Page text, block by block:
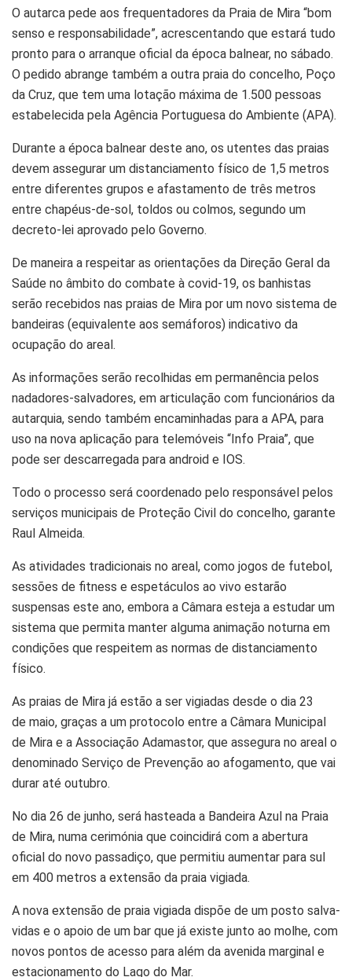
O autarca pede aos frequentadores da Praia de Mira “bom
senso e responsabilidade”, acrescentando que estará tudo
pronto para o arranque oficial da época balnear, no sábado.
O pedido abrange também a outra praia do concelho, Poço
da Cruz, que tem uma lotação máxima de 1.500 pessoas
estabelecida pela Agência Portuguesa do Ambiente (APA).
Durante a época balnear deste ano, os utentes das praias
devem assegurar um distanciamento físico de 1,5 metros
entre diferentes grupos e afastamento de três metros
entre chapéus-de-sol, toldos ou colmos, segundo um
decreto-lei aprovado pelo Governo.
De maneira a respeitar as orientações da Direção Geral da
Saúde no âmbito do combate à covid-19, os banhistas
serão recebidos nas praias de Mira por um novo sistema de
bandeiras (equivalente aos semáforos) indicativo da
ocupação do areal.
As informações serão recolhidas em permanência pelos
nadadores-salvadores, em articulação com funcionários da
autarquia, sendo também encaminhadas para a APA, para
uso na nova aplicação para telemóveis “Info Praia”, que
pode ser descarregada para android e IOS.
Todo o processo será coordenado pelo responsável pelos
serviços municipais de Proteção Civil do concelho, garante
Raul Almeida.
As atividades tradicionais no areal, como jogos de futebol,
sessões de fitness e espetáculos ao vivo estarão
suspensas este ano, embora a Câmara esteja a estudar um
sistema que permita manter alguma animação noturna em
condições que respeitem as normas de distanciamento
físico.
As praias de Mira já estão a ser vigiadas desde o dia 23
de maio, graças a um protocolo entre a Câmara Municipal
de Mira e a Associação Adamastor, que assegura no areal o
denominado Serviço de Prevenção ao afogamento, que vai
durar até outubro.
No dia 26 de junho, será hasteada a Bandeira Azul na Praia
de Mira, numa cerimónia que coincidirá com a abertura
oficial do novo passadiço, que permitiu aumentar para sul
em 400 metros a extensão da praia vigiada.
A nova extensão de praia vigiada dispõe de um posto salva-
vidas e o apoio de um bar que já existe junto ao molhe, com
novos pontos de acesso para além da avenida marginal e
estacionamento do Lago do Mar.